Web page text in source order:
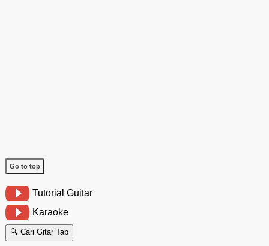
Go to top
Tutorial Guitar
Karaoke
🔍 Cari Gitar Tab